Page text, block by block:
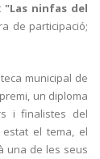
"Las ninfas del
de participació;
municipal de
un diploma
i finalistes del
el tema, el
una de les seus